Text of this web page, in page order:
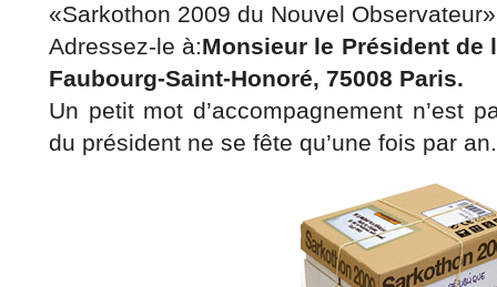
«Sarkothon 2009 du Nouvel
Adressez-le à:Monsieur le Président de
Faubourg-Saint-Honoré, 75008 Paris.
Un petit mot d’accompagnement n’est
du président ne se fête qu’une fois par